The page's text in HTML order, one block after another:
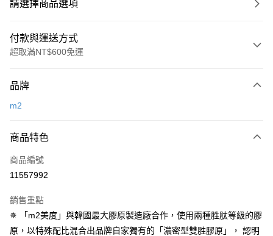
請選擇商品選項
付款與運送方式
超取滿NT$600免運
信用卡一次付款
LINE Pay
Apple Pay
悠遊付
Google Pay
品牌
m2
商品特色
商品編號
11557992
銷售重點
✵ 「m2美度」與韓國最大膠原製造廠合作，使用兩種胜肽等級的膠
原，以特殊配比混合出品牌自家獨有的「濃密型雙胜膠原」， 認明